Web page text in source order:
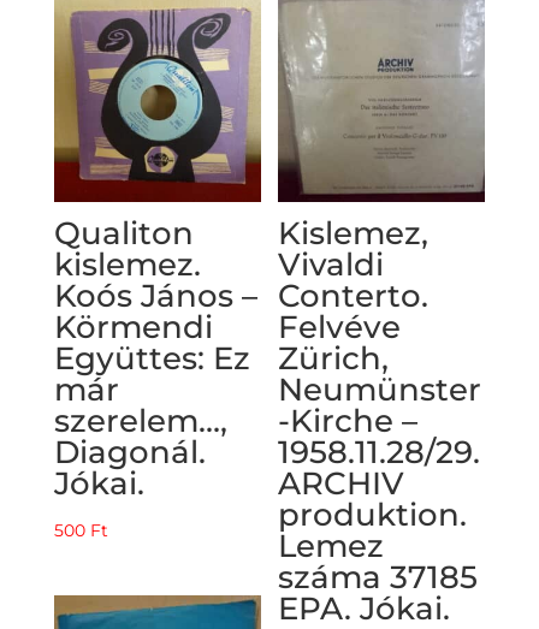
Qualiton
kislemez.
Koós János –
Körmendi
Együttes: Ez
már
szerelem…,
Diagonál.
Jókai.
500 Ft
Kislemez,
Vivaldi
Conterto.
Felvéve
Zürich,
Neumünster
-Kirche –
1958.11.28/29.
ARCHIV
produktion.
Lemez
száma 37185
EPA. Jókai.